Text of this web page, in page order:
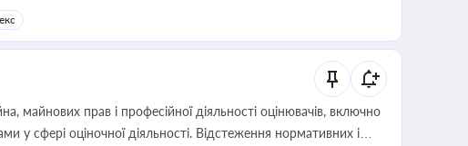
майнових прав і професійної діяльності оцінювачів, включно
у сфері оціночної діяльності. Відстеження нормативних і